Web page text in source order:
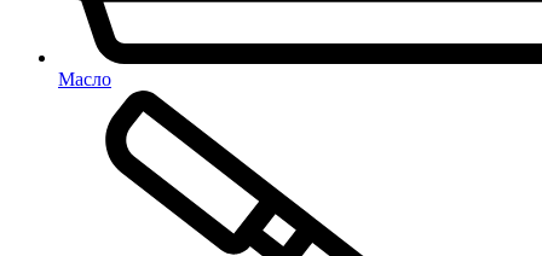
Масло